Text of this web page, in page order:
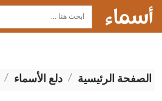
الصفحة الرئيسية دلع الأسماء